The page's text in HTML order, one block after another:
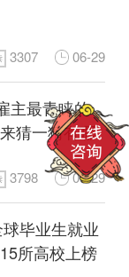
3307 06-29
主最青睐的
猜一猜有哪
3798 05-29
毕业生就业
所高校上榜